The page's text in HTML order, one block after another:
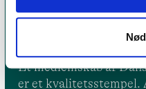
Et medlemskab af
er et kvalitetsstempel.